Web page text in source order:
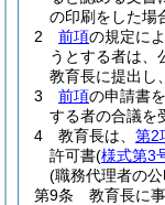
の印刷をした場
2
前項の規定に
うとする者は、
教育長に提出し
3
前項の申請書
する者の合議を
4
教育長は、 第2
許可書(様式第3
(職務代理者の
第9条
教育長に